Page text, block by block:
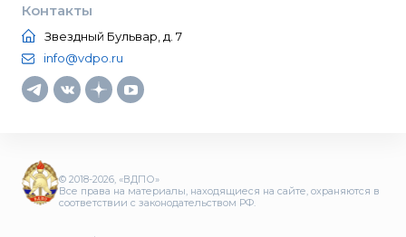
Контакты
Звездный Бульвар, д. 7
info@vdpo.ru
© 2018-2026, «ВДПО»
Все права на материалы, находящиеся на сайте, охраняются в
соответствии с законодательством РФ.